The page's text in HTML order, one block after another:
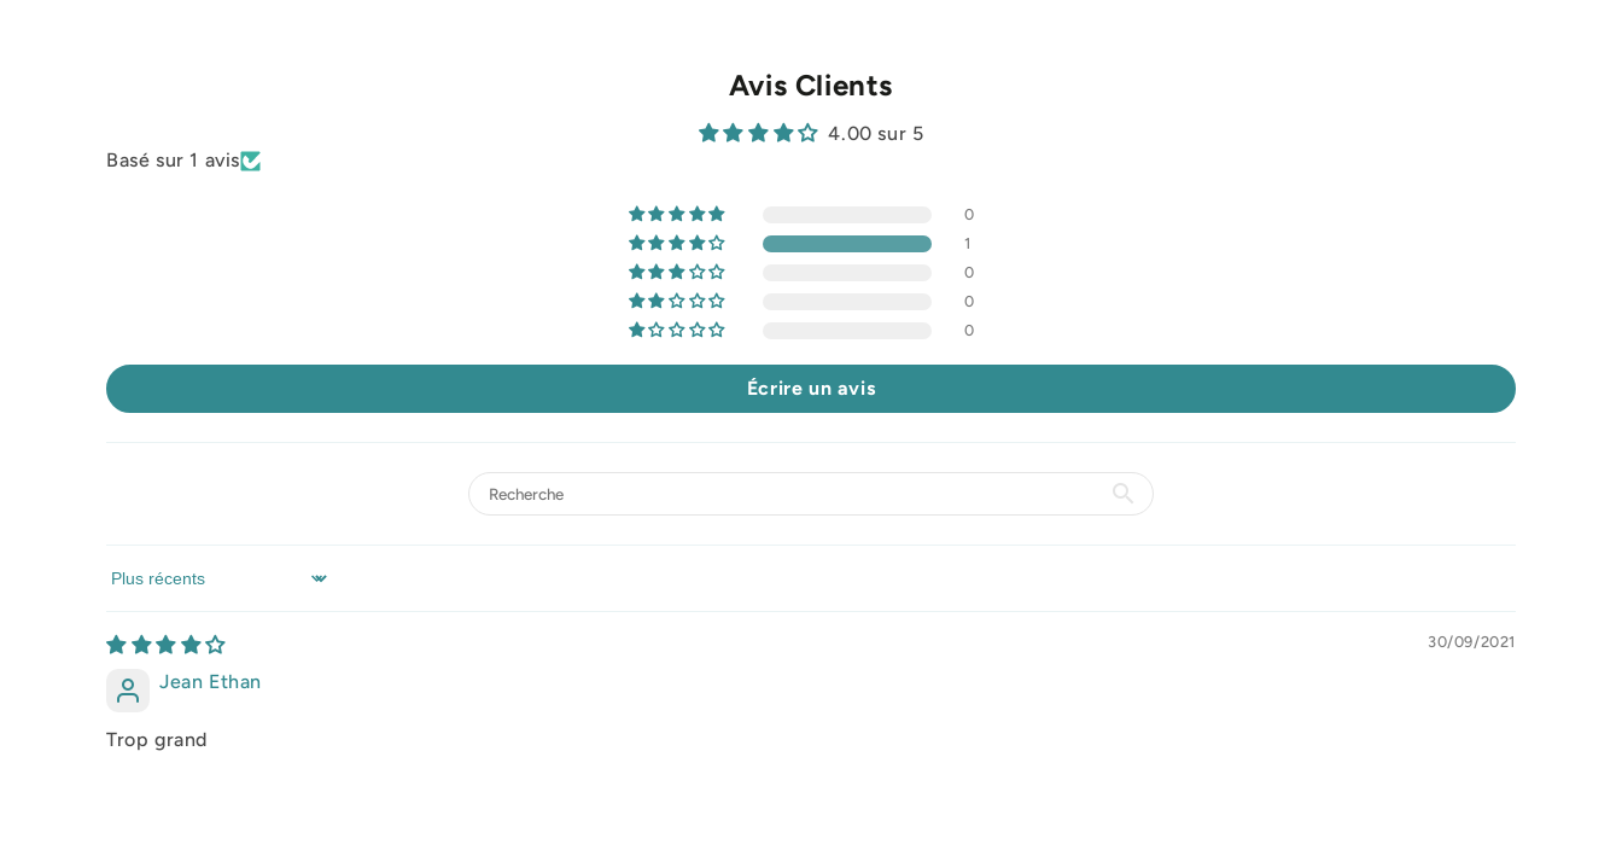
Avis Clients
4.00 sur 5
Basé sur 1 avis
0
1
0
0
0
Écrire un avis
Sort by
30/09/2021
Jean Ethan
Trop grand